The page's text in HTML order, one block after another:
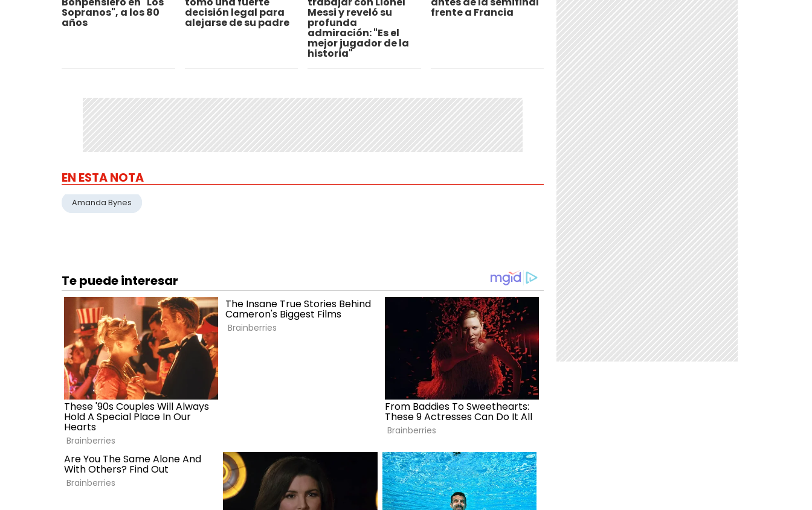
Sopranos", a los 80
años
decisión legal para
alejarse de su padre
Messi y reveló su
profunda
admiración: "Es el
mejor jugador de la
historia"
frente a Francia
EN ESTA NOTA
Amanda Bynes